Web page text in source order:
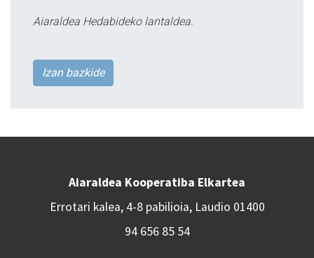
Aiaraldea Hedabideko lantaldea.
Izan bazkide
Aiaraldea Kooperatiba Elkartea
Errotari kalea, 4-8 pabilioia, Laudio 01400
94 656 85 54